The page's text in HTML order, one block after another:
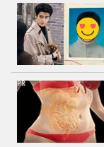
PR